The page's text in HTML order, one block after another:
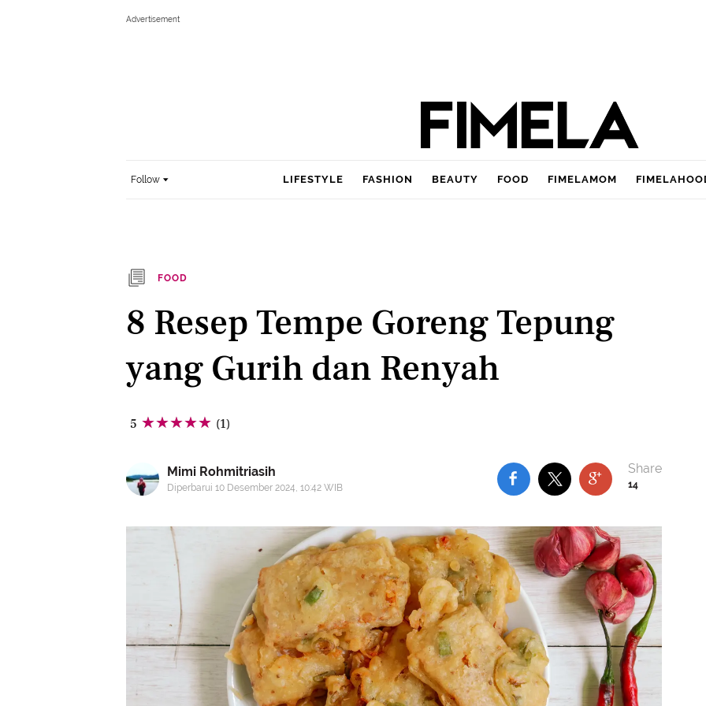
Follow LIFESTYLE FASHION BEAUTY FOOD FIMELAMOM
FOOD
8 Resep Tempe Goreng Tepung
yang Gurih dan Renyah
5 (1)
Mimi Rohmitriasih
Diperbarui 10 Desember 2024, 10:42 WIB 14